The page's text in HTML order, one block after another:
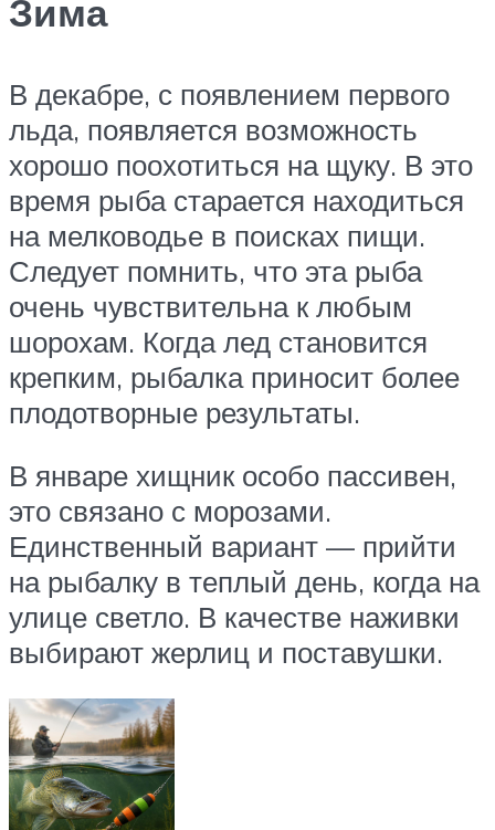
Зима
В декабре, с появлением первого
льда, появляется возможность
хорошо поохотиться на щуку. В это
время рыба старается находиться
на мелководье в поисках пищи.
Следует помнить, что эта рыба
очень чувствительна к любым
шорохам. Когда лед становится
крепким, рыбалка приносит более
плодотворные результаты.
В январе хищник особо пассивен,
это связано с морозами.
Единственный вариант — прийти
на рыбалку в теплый день, когда на
улице светло. В качестве наживки
выбирают жерлиц и поставушки.